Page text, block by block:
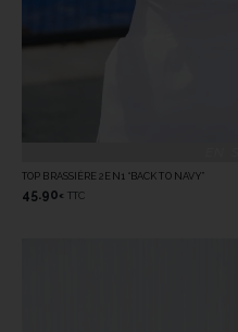
TOP BRASSIÈRE 2EN1 “BACK TO NAVY”
45.90 € TTC